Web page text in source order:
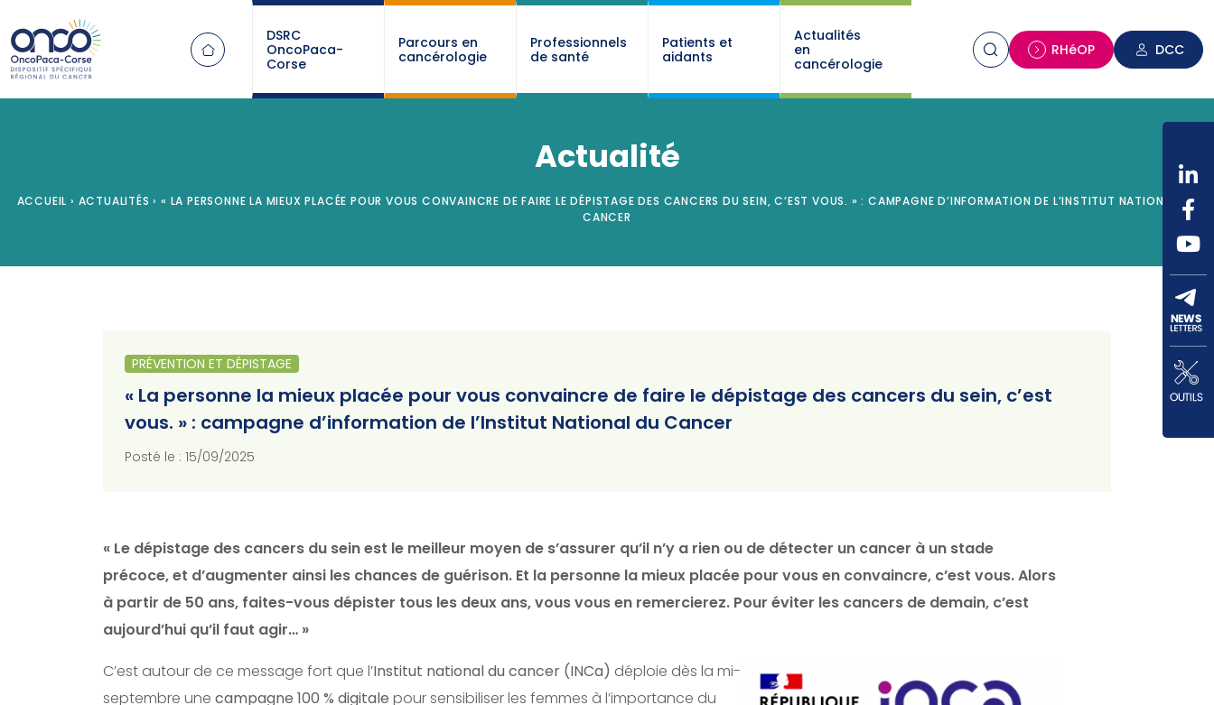
DSRC
OncoPaca-
Corse
Parcours en
cancérologie
Professionnels
de santé
Patients et
aidants
Actualités
en
cancérologie
RHéOP DCC
Actualité
ACCUEIL › ACTUALITÉS › « LA PERSONNE LA MIEUX PLACÉE POUR VOUS CONVAINCRE DE FAIRE LE DÉPISTAGE DES CANCERS DU SEIN, C’EST VOUS. » : CAMPAGNE D’INFORMATION DE L’INSTITUT NATIONAL DU
CANCER
PRÉVENTION ET DÉPISTAGE
« La personne la mieux placée pour vous convaincre de faire le dépistage des cancers du sein, c’est
vous. » : campagne d’information de l’Institut National du Cancer
Posté le : 15/09/2025
« Le dépistage des cancers du sein est le meilleur moyen de s’assurer qu’il n’y a rien ou de détecter un cancer à un stade
précoce, et d’augmenter ainsi les chances de guérison. Et la personne la mieux placée pour vous en convaincre, c’est vous. Alors
à partir de 50 ans, faites-vous dépister tous les deux ans, vous vous en remercierez. Pour éviter les cancers de demain, c’est
aujourd’hui qu’il faut agir… »
C’est autour de ce message fort que l’Institut national du cancer (INCa) déploie dès la mi-
septembre une campagne 100 % digitale pour sensibiliser les femmes à l’importance du